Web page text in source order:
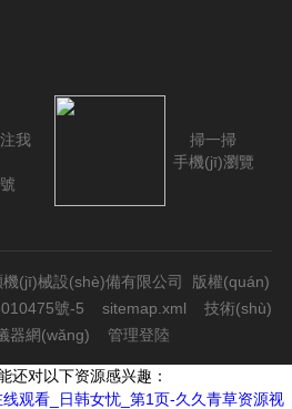
我
掃一掃
手機(jī)瀏覽
(jī)械設(shè)備有限公司 版權(quán)
號-5 sitemap.xml 技術(shù)
器網(wǎng) 管理登陸
还对以下资源感兴趣：
线观看_日韩女忧_第1页-久久青草资源视